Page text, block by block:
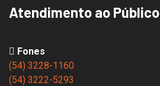
Atendimento ao Público
Fones
(54) 3228-1160
(54) 3222-5293